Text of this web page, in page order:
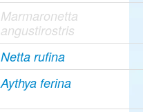
Marmaronetta
angustirostris
Netta rufina
Aythya ferina